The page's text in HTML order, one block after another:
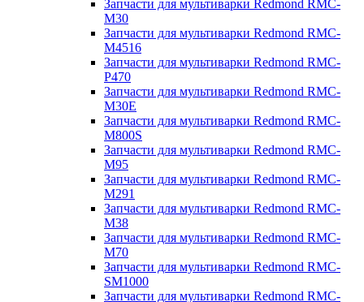
Запчасти для мультиварки Redmond RMC-
M30
Запчасти для мультиварки Redmond RMC-
M4516
Запчасти для мультиварки Redmond RMC-
P470
Запчасти для мультиварки Redmond RMC-
M30E
Запчасти для мультиварки Redmond RMC-
M800S
Запчасти для мультиварки Redmond RMC-
M95
Запчасти для мультиварки Redmond RMC-
M291
Запчасти для мультиварки Redmond RMC-
M38
Запчасти для мультиварки Redmond RMC-
M70
Запчасти для мультиварки Redmond RMC-
SM1000
Запчасти для мультиварки Redmond RMC-